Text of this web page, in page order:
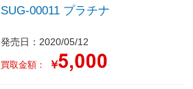
SUG-00011 プラチナ
発売日：2020/05/12
買取金額： ￥